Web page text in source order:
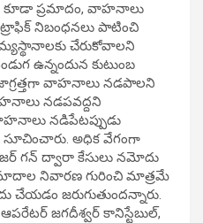
కూడా ప్రమాదం, వాహనాలు
ట్రాఫిక్ నిబంధనలు పాటించి
చేరుకోవాలని
ఉన్నందున కుటుంబ
వాహనాలు నడపాలని
నడపవద్దని
నడిపేటప్పుడు
సూచించారు. అధిక వేగంగా
గన్ ద్వారా కేసులు నమోదు
నివారణ గురించి మాత్రమే
చేయడం జరుగుతుందన్నారు.
జగదీశ్వర్ కానిస్టేబుల్,